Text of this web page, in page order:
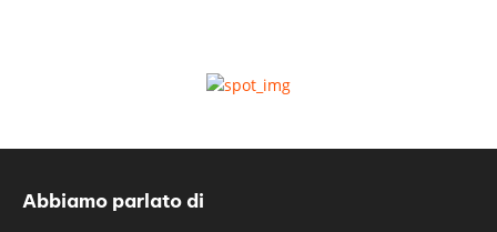
Abbiamo parlato di